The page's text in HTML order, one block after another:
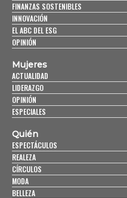
FINANZAS SOSTENIBLES
INNOVACIÓN
EL ABC DEL ESG
OPINIÓN
Mujeres
ACTUALIDAD
LIDERAZGO
OPINIÓN
ESPECIALES
Quién
ESPECTÁCULOS
REALEZA
CÍRCULOS
MODA
BELLEZA